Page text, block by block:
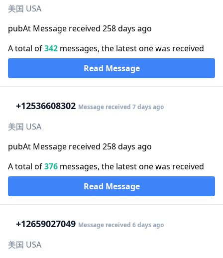
美国 USA
pubAt Message received 258 days ago
A total of342 messages, the latest one was received
Read Message
+12536608302 Message received 7 days ago
美国 USA
pubAt Message received 258 days ago
A total of376 messages, the latest one was received
Read Message
+12659027049 Message received 6 days ago
美国 USA